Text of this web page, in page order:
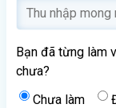
Bạn đã từng làm
chưa?
Chưa làm